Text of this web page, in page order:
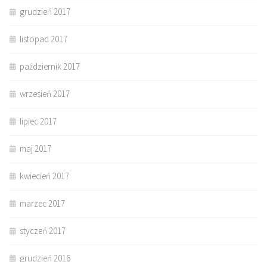
grudzień 2017
listopad 2017
październik 2017
wrzesień 2017
lipiec 2017
maj 2017
kwiecień 2017
marzec 2017
styczeń 2017
grudzień 2016